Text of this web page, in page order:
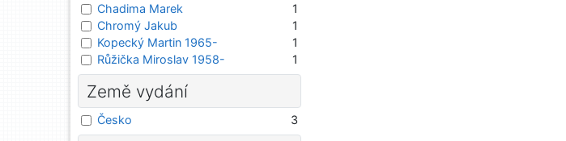
Chadima Marek
1
Chromý Jakub
1
Kopecký Martin 1965-
1
Růžička Miroslav 1958-
1
Země vydání
Česko 3